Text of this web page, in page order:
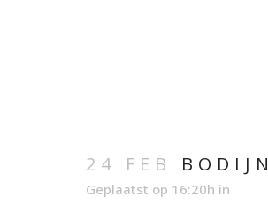
24 FEB BODIJN
Geplaatst op 16:20h in